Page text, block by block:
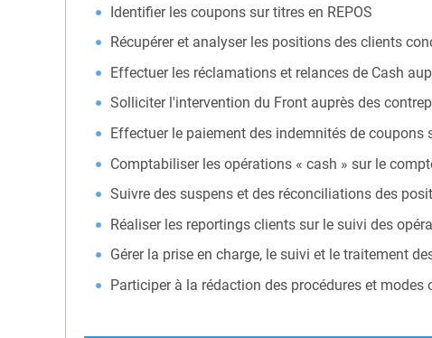
Identifier les coupons sur titres en REPOS
Récupérer et analyser les positions des clients
Effectuer les réclamations et relances de Cash
Solliciter l'intervention du Front auprès des
Effectuer le paiement des indemnités de coupons
Comptabiliser les opérations « cash » sur le
Suivre des suspens et des réconciliations des
Réaliser les reportings clients sur le suivi des
Gérer la prise en charge, le suivi et le traitement
Participer à la rédaction des procédures et